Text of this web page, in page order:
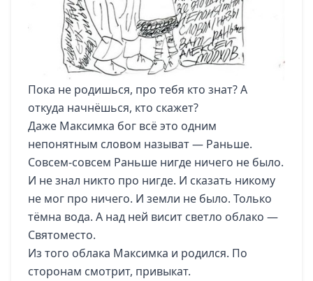
Пока не родишься, про тебя кто знат? А
откуда начнёшься, кто скажет?
Даже Максимка бог всё это одним
непонятным словом называт — Раньше.
Совсем-совсем Раньше нигде ничего не было.
И не знал никто про нигде. И сказать никому
не мог про ничего. И земли не было. Только
тёмна вода. А над ней висит светло облако —
Святоместо.
Из того облака Максимка и родился. По
сторонам смотрит, привыкат.